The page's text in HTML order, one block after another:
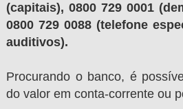
(capitais), 0800 729 0001
0800 729 0088 (telefone
auditivos).
Procurando o banco, é
do valor em conta-corrente ou